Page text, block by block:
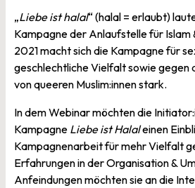
„Liebe ist halal“ (halal = erlaubt)
Kampagne der Anlaufstelle für Islam
2021 macht sich die Kampagne für
geschlechtliche Vielfalt sowie gegen
von queeren Muslim:innen stark.
In dem Webinar möchten die
Kampagne Liebe ist Halaleinen
Kampagnenarbeit für mehr Vielfalt
Erfahrungen in der Organisation &
Anfeindungen möchten sie an die